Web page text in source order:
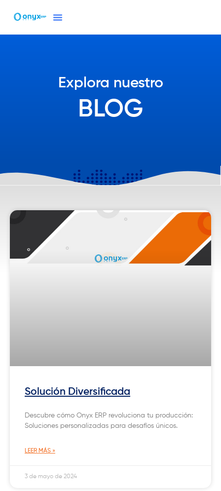
Blog
Explora nuestro
BLOG
Solución Diversificada
Descubre cómo Onyx ERP revoluciona tu producción:
Soluciones personalizadas para desafíos únicos.
LEER MÁS »
3 de mayo de 2024